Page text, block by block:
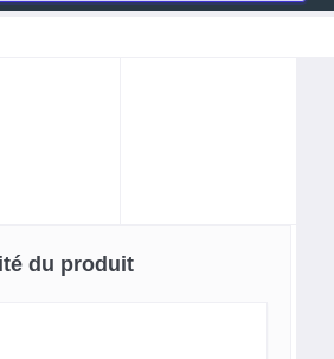
du produit